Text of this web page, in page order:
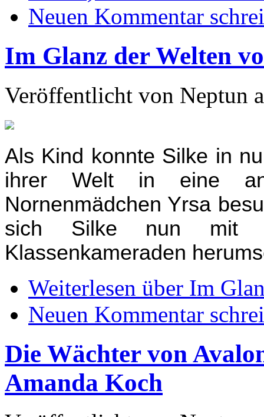
Neuen Kommentar
Im Glanz der Welten
Veröffentlicht von Neptun
Als Kind konnte Silke in
ihrer Welt in eine
Nornenmädchen Yrsa
sich Silke nun mit
Klassenkameraden
Weiterlesen über Im
Neuen Kommentar
Die Wächter von
Amanda Koch